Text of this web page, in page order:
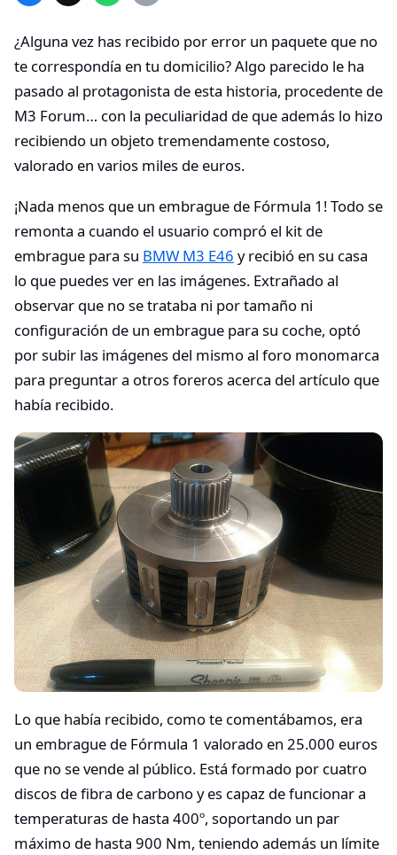
¿Alguna vez has recibido por error un paquete que no
te correspondía en tu domicilio? Algo parecido le ha
pasado al protagonista de esta historia, procedente de
M3 Forum… con la peculiaridad de que además lo hizo
recibiendo un objeto tremendamente costoso,
valorado en varios miles de euros.
¡Nada menos que un embrague de Fórmula 1! Todo se
remonta a cuando el usuario compró el kit de
embrague para su BMW M3 E46 y recibió en su casa
lo que puedes ver en las imágenes. Extrañado al
observar que no se trataba ni por tamaño ni
configuración de un embrague para su coche, optó
por subir las imágenes del mismo al foro monomarca
para preguntar a otros foreros acerca del artículo que
había recibido.
Lo que había recibido, como te comentábamos, era
un embrague de Fórmula 1 valorado en 25.000 euros
que no se vende al público. Está formado por cuatro
discos de fibra de carbono y es capaz de funcionar a
temperaturas de hasta 400º, soportando un par
máximo de hasta 900 Nm, teniendo además un límite